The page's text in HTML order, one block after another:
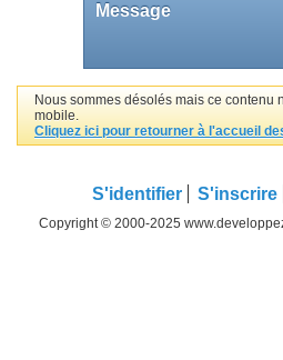
Message
Nous sommes désolés mais ce contenu
mobile.
Cliquez ici pour retourner à l'accueil
S'identifier S'inscrire
Copyright © 2000-2025